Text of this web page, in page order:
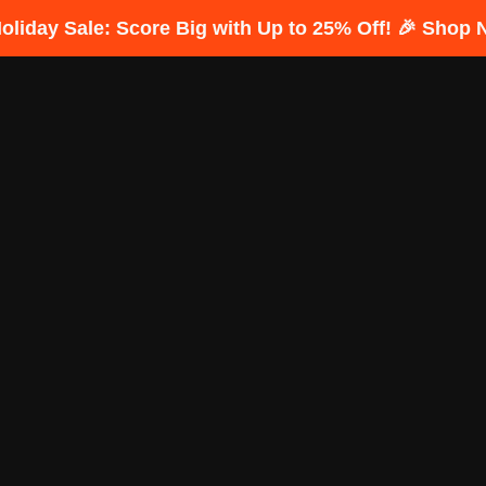
Sale: Score Big with Up to 25% Off! 🎉 Shop